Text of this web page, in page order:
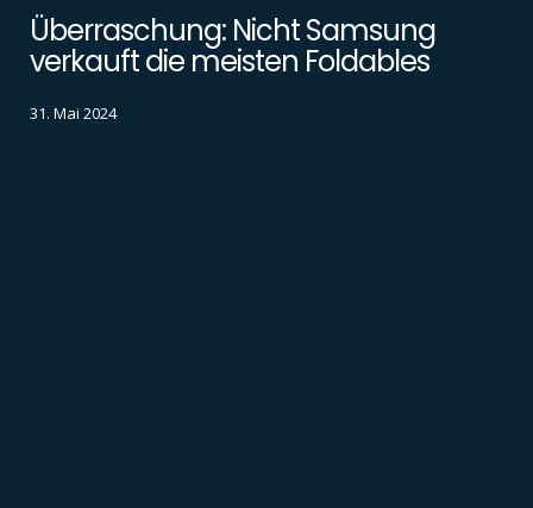
Überraschung: Nicht Samsung
verkauft die meisten Foldables
31. Mai 2024